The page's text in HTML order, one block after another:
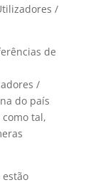
/
de
/
do país
tal,